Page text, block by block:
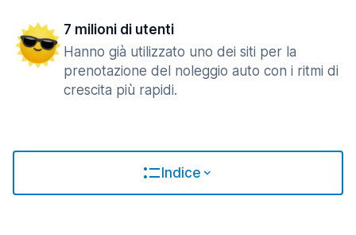
7 milioni di utenti
Hanno già utilizzato uno dei siti per la
prenotazione del noleggio auto con i ritmi di
crescita più rapidi.
Indice